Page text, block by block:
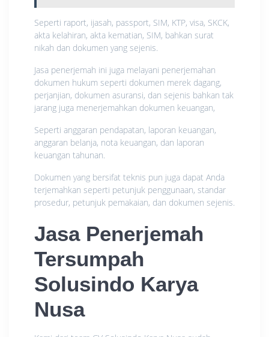
Seperti raport, ijasah, passport, SIM, KTP, visa, SKCK,
akta kelahiran, akta kematian, SIM, bahkan surat
nikah dan dokumen yang sejenis.
Jasa penerjemah ini juga melayani penerjemahan
dokumen hukum seperti dokumen merek dagang,
perjanjian, dokumen asuransi, dan sejenis bahkan tak
jarang juga menerjemahkan dokumen keuangan,
Seperti anggaran pendapatan, laporan keuangan,
anggaran belanja, nota keuangan, dan laporan
keuangan tahunan.
Dokumen yang bersifat teknis pun juga dapat Anda
terjemahkan seperti petunjuk penggunaan, standar
prosedur, petunjuk pemakaian, dan dokumen sejenis.
Jasa Penerjemah
Tersumpah
Solusindo Karya
Nusa